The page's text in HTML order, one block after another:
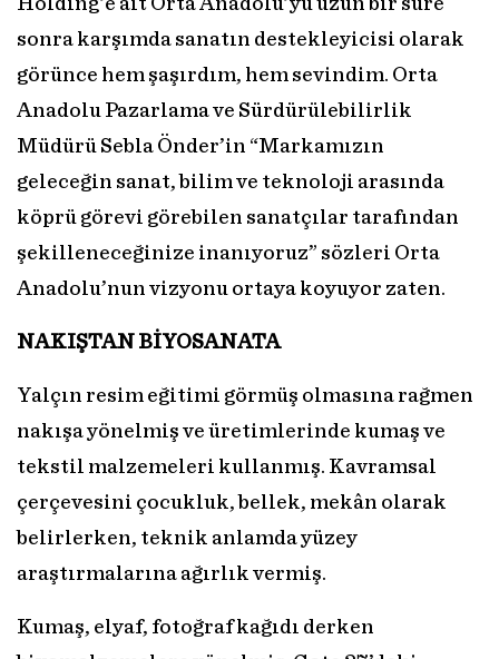
Holding’e ait Orta Anadolu’yu uzun bir süre
sonra karşımda sanatın destekleyicisi olarak
görünce hem şaşırdım, hem sevindim. Orta
Anadolu Pazarlama ve Sürdürülebilirlik
Müdürü Sebla Önder’in “Markamızın
geleceğin sanat, bilim ve teknoloji arasında
köprü görevi görebilen sanatçılar tarafından
şekilleneceğinize inanıyoruz” sözleri Orta
Anadolu’nun vizyonu ortaya koyuyor zaten.
NAKIŞTAN BİYOSANATA
Yalçın resim eğitimi görmüş olmasına rağmen
nakışa yönelmiş ve üretimlerinde kumaş ve
tekstil malzemeleri kullanmış. Kavramsal
çerçevesini çocukluk, bellek, mekân olarak
belirlerken, teknik anlamda yüzey
araştırmalarına ağırlık vermiş.
Kumaş, elyaf, fotoğraf kağıdı derken